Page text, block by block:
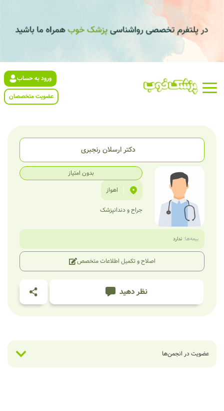
ورود به حساب
عضویت متخصصان
دکتر ارسلان رنجبری
بدون امتیاز
|
اهواز
جراح و دندانپزشک
بیمه‌ها: ندارد
اصلاح و تکمیل اطلاعات متخصص
نظر دهید
عضویت در انجمن‌ها